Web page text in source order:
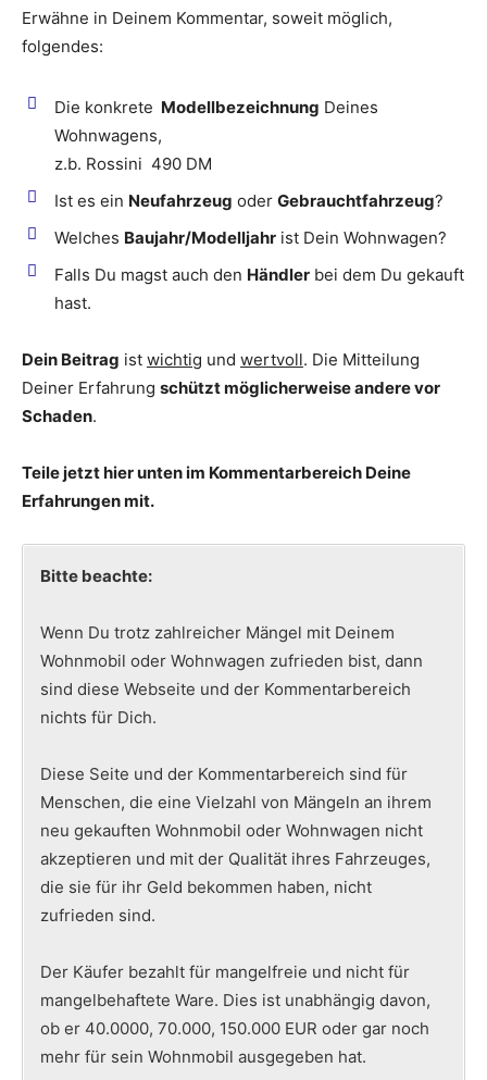
Erwähne in Deinem Kommentar, soweit möglich,
folgendes:
Die konkrete Modellbezeichnung Deines
Wohnwagens,
z.b. Rossini 490 DM
Ist es ein Neufahrzeug oder Gebrauchtfahrzeug?
Welches Baujahr/Modelljahr ist Dein Wohnwagen?
Falls Du magst auch den Händler bei dem Du gekauft
hast.
Dein Beitrag ist wichtig und wertvoll. Die Mitteilung
Deiner Erfahrung schützt möglicherweise andere vor
Schaden.
Teile jetzt hier unten im Kommentarbereich Deine
Erfahrungen mit.
Bitte beachte:
Wenn Du trotz zahlreicher Mängel mit Deinem
Wohnmobil oder Wohnwagen zufrieden bist, dann
sind diese Webseite und der Kommentarbereich
nichts für Dich.
Diese Seite und der Kommentarbereich sind für
Menschen, die eine Vielzahl von Mängeln an ihrem
neu gekauften Wohnmobil oder Wohnwagen nicht
akzeptieren und mit der Qualität ihres Fahrzeuges,
die sie für ihr Geld bekommen haben, nicht
zufrieden sind.
Der Käufer bezahlt für mangelfreie und nicht für
mangelbehaftete Ware. Dies ist unabhängig davon,
ob er 40.0000, 70.000, 150.000 EUR oder gar noch
mehr für sein Wohnmobil ausgegeben hat.